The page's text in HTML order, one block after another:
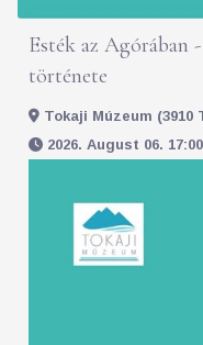
Esték az
története
Tokaji Múzeum
2026. August 06.